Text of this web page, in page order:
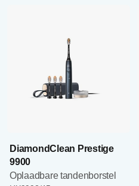
DiamondClean Prestige
9900
Oplaadbare tandenborstel